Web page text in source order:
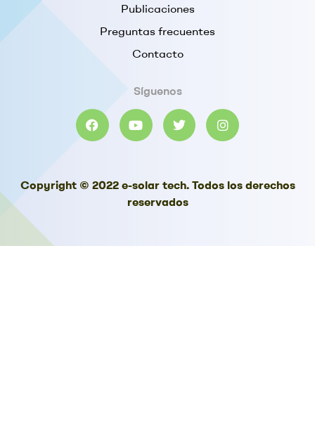
Publicaciones
Preguntas frecuentes
Contacto
Síguenos
Copyright © 2022 e-solar tech. Todos los derechos
reservados